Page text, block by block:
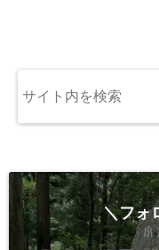
＼フォ